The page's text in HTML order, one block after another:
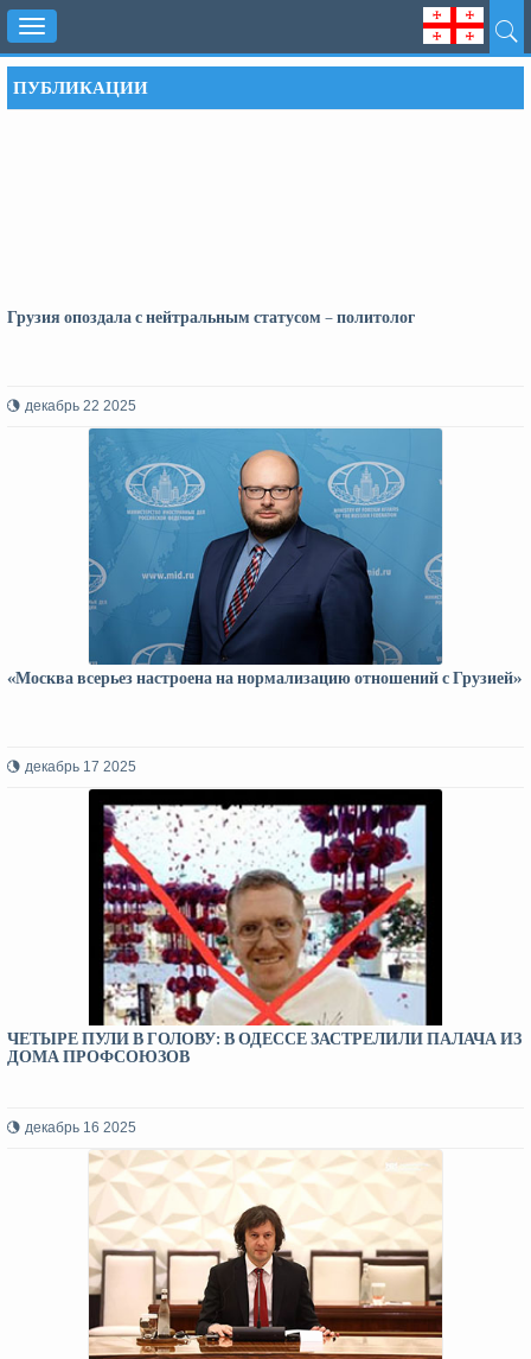
Toggle
navigation
ПУБЛИКАЦИИ
Грузия опоздала с нейтральным статусом – политолог
декабрь 22 2025
«Москва всерьез настроена на нормализацию отношений с Грузией»
декабрь 17 2025
ЧЕТЫРЕ ПУЛИ В ГОЛОВУ: В ОДЕССЕ ЗАСТРЕЛИЛИ ПАЛАЧА ИЗ
ДОМА ПРОФСОЮЗОВ
декабрь 16 2025